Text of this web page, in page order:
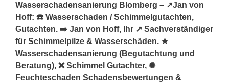
Wasserschadensanierung Blomberg – ↗️Jan von
Hoff: ☎️ Wasserschaden / Schimmelgutachten,
Gutachten. ➡️ Jan von Hoff, Ihr ↗️ Sachverständiger
für Schimmelpilze & Wasserschäden. ★
Wasserschadensanierung (Begutachtung und
Beratung), ❌ Schimmel Gutachter, ✺
Feuchteschaden Schadensbewertungen &